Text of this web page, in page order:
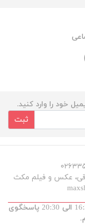
خود را وارد کنید.
ثبت
شنبه تا پنجشنبه از ساعت 9 الی 13 و 16:30 الی 20:30 پاسخگوی